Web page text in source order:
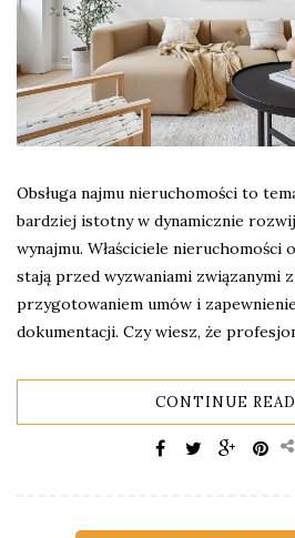
Obsługa najmu nieruchomości to
bardziej istotny w dynamicznie
wynajmu. Właściciele nieruchomości
stają przed wyzwaniami związanymi
przygotowaniem umów i
dokumentacji. Czy wiesz, że
CONTINUE